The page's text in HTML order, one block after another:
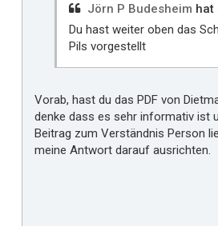
i
r
Jörn P Budesheim hat
Du hast weiter oben das
Pils vorgestellt
Vorab, hast du das PDF von
denke dass es sehr informativ ist
Beitrag zum Verständnis Person
meine Antwort darauf ausrichten.